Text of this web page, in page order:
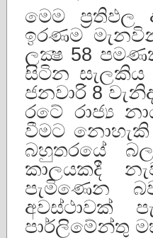
මෙම
ඉරණම
ලක්‍ෂ 58
සිටින සැලකිය
ජනවාරි 8
රටේ රාජ්‍ය
වීමට
බහුතරයේ
කාලයකදී
පැමිණෙන
අවස්ථාවක්
පාර්ලිමේන්තු